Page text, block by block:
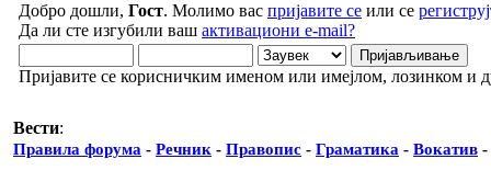
Добро дошли, Гост. Молимо вас пријавите се или се
Да ли сте изгубили ваш активациони e-mail?
Пријавите се корисничким именом или имејлом, лозинком и
Вести:
Правила форума - Речник - Правопис - Граматика - Вокатив -